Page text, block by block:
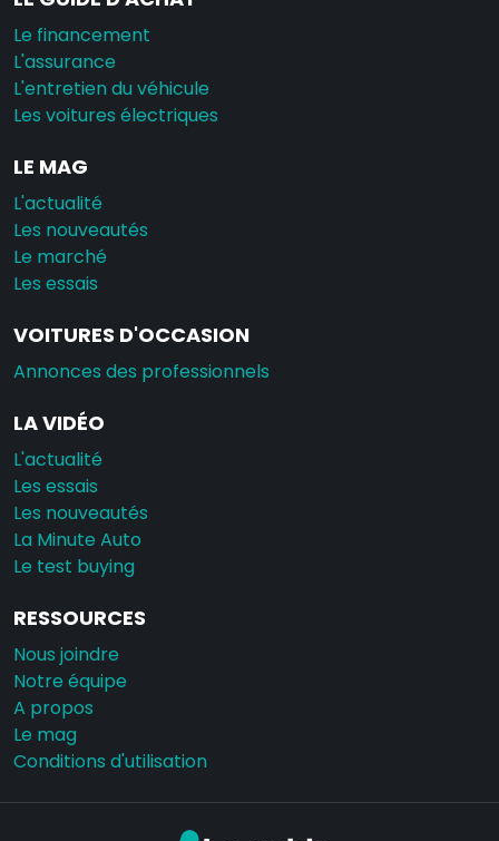
Le financement
L'assurance
L'entretien du véhicule
Les voitures électriques
LE MAG
L'actualité
Les nouveautés
Le marché
Les essais
VOITURES D'OCCASION
Annonces des professionnels
LA VIDÉO
L'actualité
Les essais
Les nouveautés
La Minute Auto
Le test buying
RESSOURCES
Nous joindre
Notre équipe
A propos
Le mag
Conditions d'utilisation